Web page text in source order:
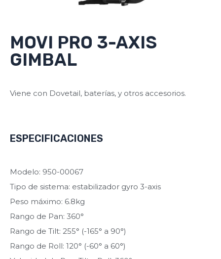
MOVI PRO 3-AXIS
GIMBAL
Viene con Dovetail, baterías, y otros accesorios.
ESPECIFICACIONES
Modelo: 950-00067
Tipo de sistema: estabilizador gyro 3-axis
Peso máximo: 6.8kg
Rango de Pan: 360°
Rango de Tilt: 255° (-165° a 90°)
Rango de Roll: 120° (-60° a 60°)